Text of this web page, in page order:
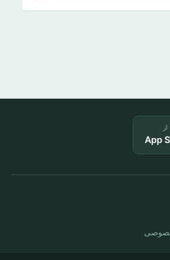
App